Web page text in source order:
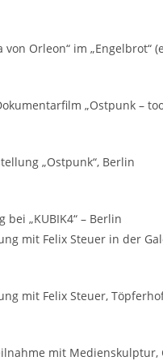
von Orleon“ im „Engelbrot“
„Ostpunk –
„Ostpunk“, Berlin
„KUBIK4“ – Berlin
mit Felix Steuer in der
mit Felix Steuer,
mit